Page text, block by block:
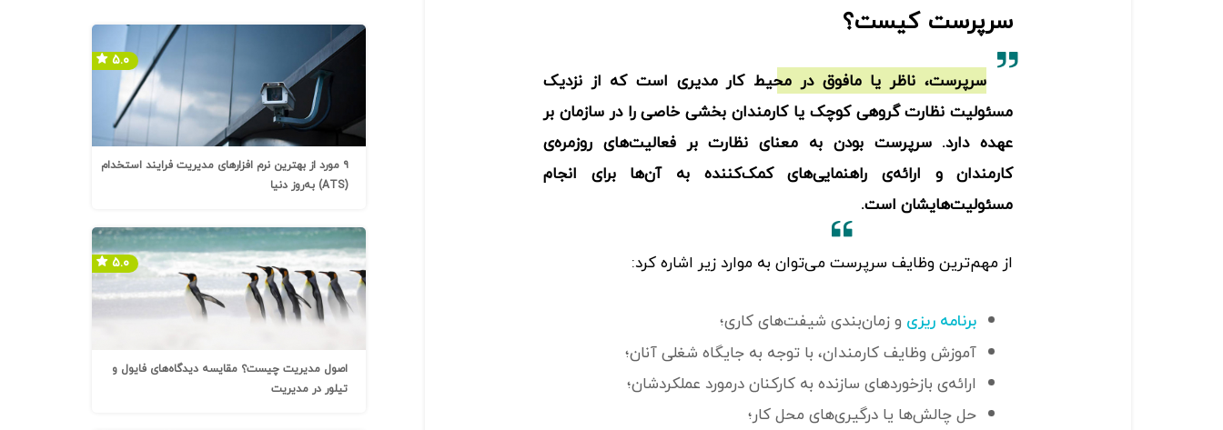
سرپرست کیست؟
سرپرست، ناظر یا مافوق در محیط کار مدیری است که از نزدیک
مسئولیت نظارت گروهی کوچک یا کارمندان بخشی خاصی را در سازمان بر
عهده دارد. سرپرست بودن به معنای نظارت بر فعالیت‌های روزمره‌ی
کارمندان و ارائه‌ی راهنمایی‌های کمک‌کننده به آن‌ها برای انجام
مسئولیت‌هایشان است.
از‌ مهم‌ترین وظایف سرپرست می‌توان به موارد زیر اشاره کرد:
برنامه ریزی و زمان‌بندی شیفت‌های کاری؛
آموزش وظایف کارمندان، با توجه به جایگاه شغلی آنان؛
ارائه‌ی بازخوردهای سازنده به کارکنان درمورد عملکردشان؛
حل چالش‌ها یا درگیری‌های محل کار؛
۹ مورد از بهترین نرم افزارهای مدیریت فرایند استخدام
(ATS) به‌روز دنیا
۵.۰
اصول مدیریت چیست؟ مقایسه دیدگاه‌های فایول و
تیلور در مدیریت
۵.۰